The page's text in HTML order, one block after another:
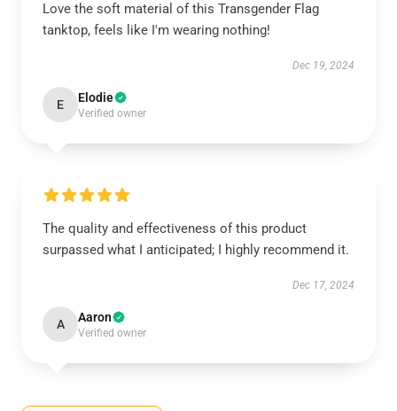
Love the soft material of this Transgender Flag
tanktop, feels like I'm wearing nothing!
Dec 19, 2024
E Elodie
Verified owner
The quality and effectiveness of this product
surpassed what I anticipated; I highly recommend it.
Dec 17, 2024
A Aaron
Verified owner